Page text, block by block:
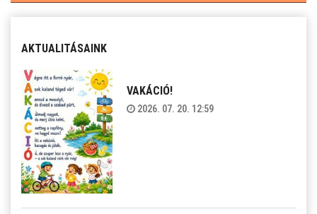
AKTUALITÁSAINK
VAKÁCIÓ!
2026. 07. 20. 12:59